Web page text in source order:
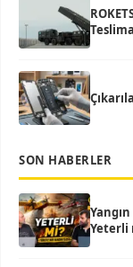
SON HABERLER
Yeterli